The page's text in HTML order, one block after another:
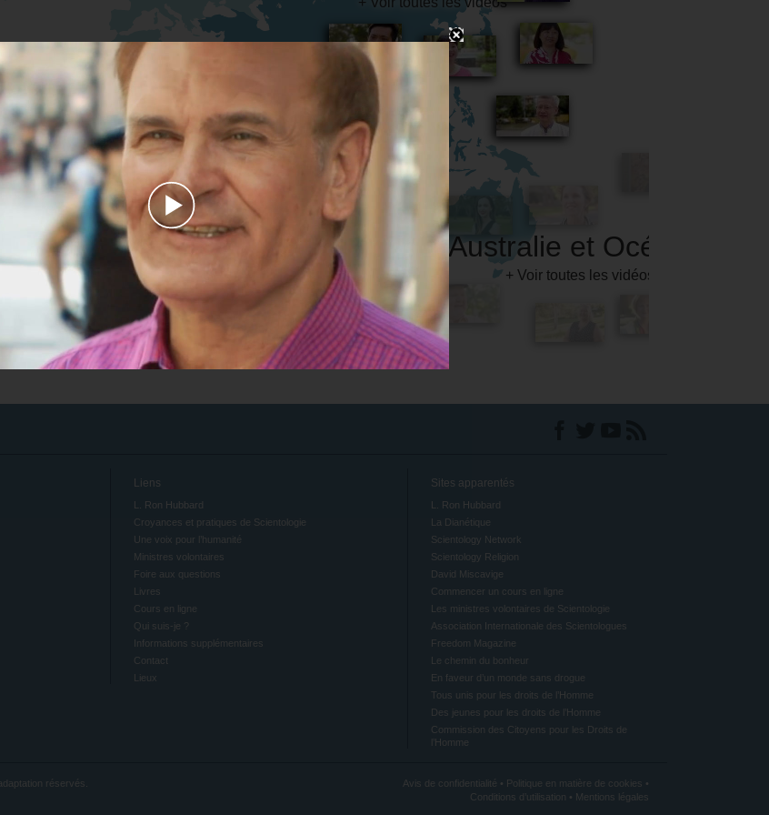
Play
Video
Australie et Océanie
+ Voir toutes les vidéos
Liens
L. Ron Hubbard
Croyances et pratiques de Scientologie
Une voix pour l’humanité
Ministres volontaires
Foire aux questions
Livres
Cours en ligne
Qui suis-je ?
Informations supplémentaires
Contact
Lieux
Sites apparentés
L. Ron Hubbard
La Dianétique
Scientology Network
Scientology Religion
David Miscavige
Commencer un cours en ligne
Les ministres volontaires de Scientologie
Association Internationale des Scientologues
Freedom Magazine
Le chemin du bonheur
En faveur d’un monde sans drogue
Tous unis pour les droits de l’Homme
Des jeunes pour les droits de l’Homme
Commission des Citoyens pour les Droits de
l’Homme
réservés. Avis de confidentialité • Politique en matière de cookies •
Conditions d’utilisation
• Mentions légales